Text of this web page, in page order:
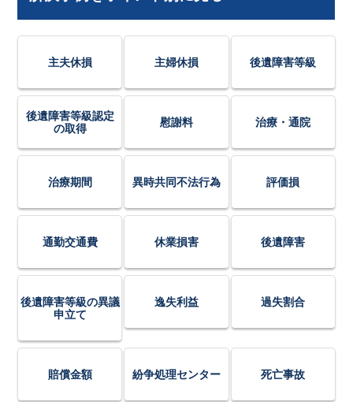
主夫休損 主婦休損 後遺障害等級
後遺障害等級認定
の取得
慰謝料 治療・通院
治療期間 異時共同不法行為 評価損
通勤交通費 休業損害 後遺障害
後遺障害等級の異議
申立て
逸失利益 過失割合
賠償金額 紛争処理センター 死亡事故